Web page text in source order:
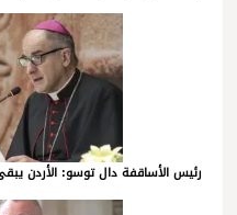
رئيس الأساقفة دال توسو: الأردن